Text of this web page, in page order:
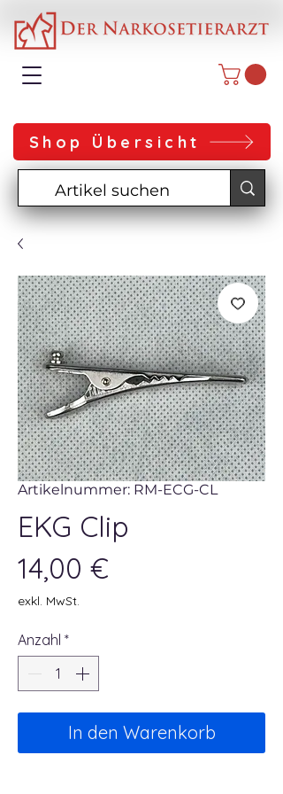
Shop Übersicht
Artikelnummer: RM-ECG-CL
EKG Clip
14,00 €
exkl. MwSt.
Anzahl *
In den Warenkorb